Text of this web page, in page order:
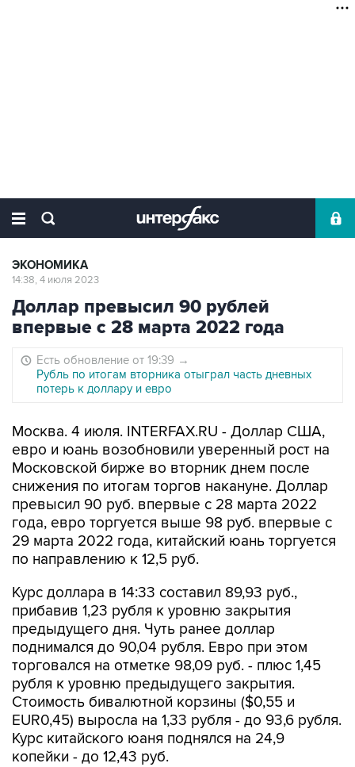
ЭКОНОМИКА
14:38, 4 июля 2023
Доллар превысил 90 рублей
впервые с 28 марта 2022 года
Есть обновление от 19:39 →
Рубль по итогам вторника отыграл часть дневных
потерь к доллару и евро
Москва. 4 июля. INTERFAX.RU - Доллар США,
евро и юань возобновили уверенный рост на
Московской бирже во вторник днем после
снижения по итогам торгов накануне. Доллар
превысил 90 руб. впервые с 28 марта 2022
года, евро торгуется выше 98 руб. впервые с
29 марта 2022 года, китайский юань торгуется
по направлению к 12,5 руб.
Курс доллара в 14:33 составил 89,93 руб.,
прибавив 1,23 рубля к уровню закрытия
предыдущего дня. Чуть ранее доллар
поднимался до 90,04 рубля. Евро при этом
торговался на отметке 98,09 руб. - плюс 1,45
рубля к уровню предыдущего закрытия.
Стоимость бивалютной корзины ($0,55 и
EUR0,45) выросла на 1,33 рубля - до 93,6 рубля.
Курс китайского юаня поднялся на 24,9
копейки - до 12,43 руб.